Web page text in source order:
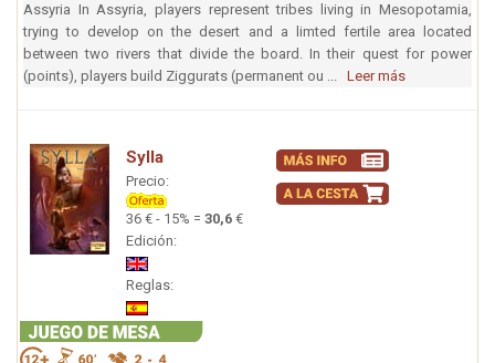
Assyria In Assyria, players represent tribes living in Mesopotamia,
trying to develop on the desert and a limted fertile area located
between two rivers that divide the board. In their quest for power
(points), players build Ziggurats (permanent ou ... Leer más
Sylla
Precio:
36 € - 15% = 30,6 €
Edición:
Reglas: